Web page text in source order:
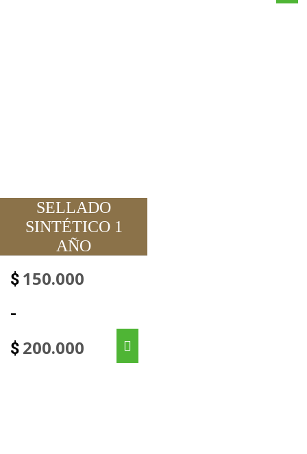
SELLADO
SINTÉTICO 1
AÑO
$ 150.000
-
$ 200.000